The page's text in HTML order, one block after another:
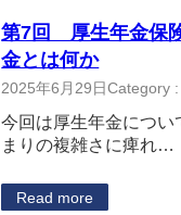
第7回 厚生年金保
金とは何か
2025年6月29日Category :
今回は厚生年金につ
まりの複雑さに痺れ…
Read more